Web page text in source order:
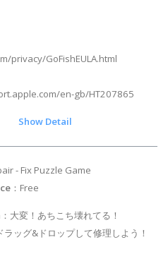
privacy/GoFishEULA.html
en-gb/HT207865
Show Detail
- Fix Puzzle Game
：Free
：大変！あちこち壊れてる！
ラッグ&ドロップして修理しよう！